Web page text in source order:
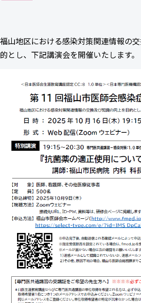
福山地区における感染対策関連情報の
的とし、下記講演会を開催いたします。